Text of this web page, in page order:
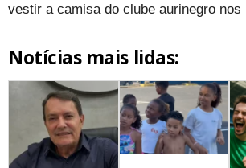
vestir a camisa do clube aurinegro nos
Notícias mais lidas: